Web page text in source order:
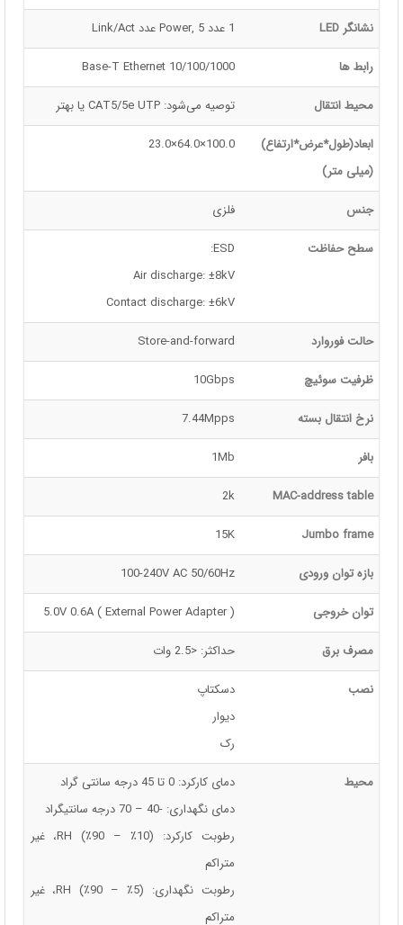
نشانگر LED 1 عدد Power, 5 عدد Link/Act
رابط ها 10/100/1000 Base-T Ethernet
محیط انتقال توصیه می‌شود: CAT5/5e UTP یا بهتر
ابعاد(طول*عرض*ارتفاع)
(میلی متر)
100.0×64.0×23.0
جنس فلزی
سطح حفاظت
ESD:
Air discharge: ±8kV
Contact discharge: ±6kV
حالت فوروارد Store-and-forward
ظرفیت سوئیچ 10Gbps
نرخ انتقال بسته 7.44Mpps
بافر 1Mb
MAC-address table
2k
Jumbo frame
15K
بازه توان ورودی 100-240V AC 50/60Hz
توان خروجی 5.0V 0.6A ( External Power Adapter )
مصرف برق حداکثر: <2.5 وات
نصب
دسکتاپ
دیوار
رک
محیط
دمای کارکرد: 0 تا 45 درجه سانتی گراد
دمای نگهداری: -40 – 70 درجه سانتیگراد
رطوبت کارکرد: (10٪ – 90٪) RH، غیر
متراکم
رطوبت نگهداری: (5٪ – 90٪) RH، غیر
متراکم